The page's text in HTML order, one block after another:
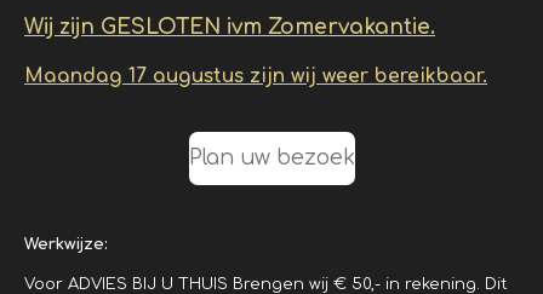
Wij zijn GESLOTEN ivm Zomervakantie.
Maandag 17 augustus zijn wij weer bereikbaar.
Plan uw bezoek
Werkwijze:
Voor ADVIES BIJ U THUIS Brengen wij € 50,- in rekening. Dit